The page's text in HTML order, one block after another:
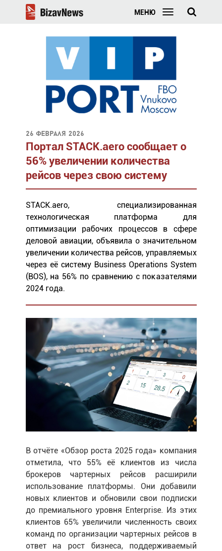
МЕНЮ
26 февраля 2026
Портал STACK.aero сообщает о
56% увеличении количества
рейсов через свою систему
STACK.aero, специализированная
технологическая платформа для
оптимизации рабочих процессов в сфере
деловой авиации, объявила о значительном
увеличении количества рейсов, управляемых
через её систему Business Operations System
(BOS), на 56% по сравнению с показателями
2024 года.
В отчёте «Обзор роста 2025 года» компания
отметила, что 55% её клиентов из числа
брокеров чартерных рейсов расширили
использование платформы. Они добавили
новых клиентов и обновили свои подписки
до премиального уровня Enterprise. Из этих
клиентов 65% увеличили численность своих
команд по организации чартерных рейсов в
ответ на рост бизнеса, поддерживаемый